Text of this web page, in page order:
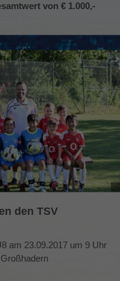
von € 1.000,-
den TSV
am 23.09.2017 um 9 Uhr